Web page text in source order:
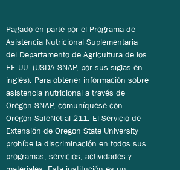
Pagado en parte por el Programa de
Asistencia Nutricional Suplementaria
del Departamento de Agricultura de los
EE.UU. (USDA SNAP, por sus siglas en
inglés). Para obtener información sobre
asistencia nutricional a través de
Oregon SNAP, comuníquese con
Oregon SafeNet al 211. El Servicio de
Extensión de Oregon State University
prohíbe la discriminación en todos sus
programas, servicios, actividades y